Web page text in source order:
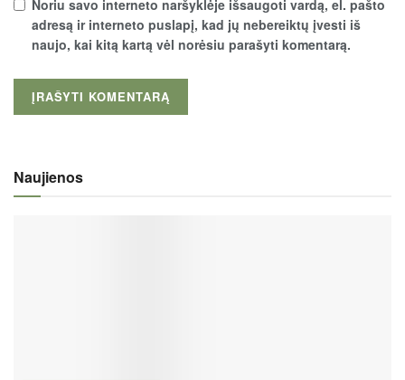
Noriu savo interneto naršyklėje išsaugoti vardą, el. pašto
adresą ir interneto puslapį, kad jų nebereiktų įvesti iš
naujo, kai kitą kartą vėl norėsiu parašyti komentarą.
Naujienos